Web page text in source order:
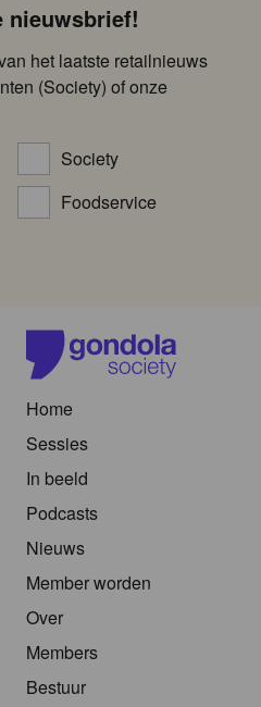
nieuwsbrief!
het laatste retailnieuws
(Society) of onze
Society
Foodservice
Home
Sessies
In beeld
Podcasts
Nieuws
Member worden
Over
Members
Bestuur